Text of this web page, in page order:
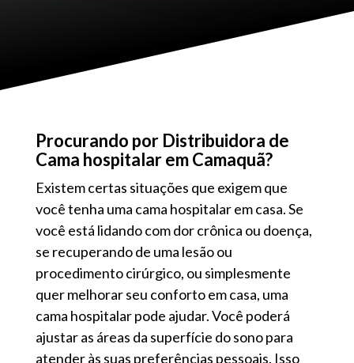
Procurando por Distribuidora de
Cama hospitalar em Camaquã?
Existem certas situações que exigem que
você tenha uma cama hospitalar em casa. Se
você está lidando com dor crônica ou doença,
se recuperando de uma lesão ou
procedimento cirúrgico, ou simplesmente
quer melhorar seu conforto em casa, uma
cama hospitalar pode ajudar. Você poderá
ajustar as áreas da superfície do sono para
atender às suas preferências pessoais. Isso